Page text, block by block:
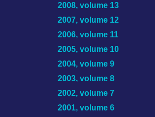
2008, volume 13
2007, volume 12
2006, volume 11
2005, volume 10
2004, volume 9
2003, volume 8
2002, volume 7
2001, volume 6